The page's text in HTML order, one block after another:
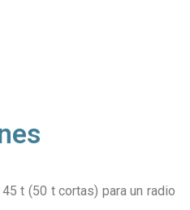
t (50 t cortas) para un radio